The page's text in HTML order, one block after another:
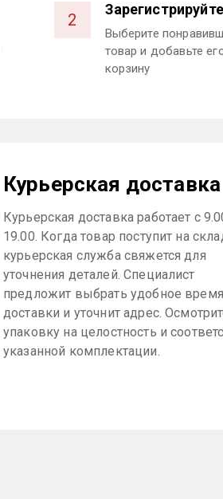
2
Выберите
товар и добавьте
корзину
Курьерская доставка
Курьерская доставка работает с
19.00. Когда товар поступит на
курьерская служба свяжется для
уточнения деталей. Специалист
предложит выбрать удобное время
доставки и уточнит адрес.
упаковку на целостность и
указанной комплектации.